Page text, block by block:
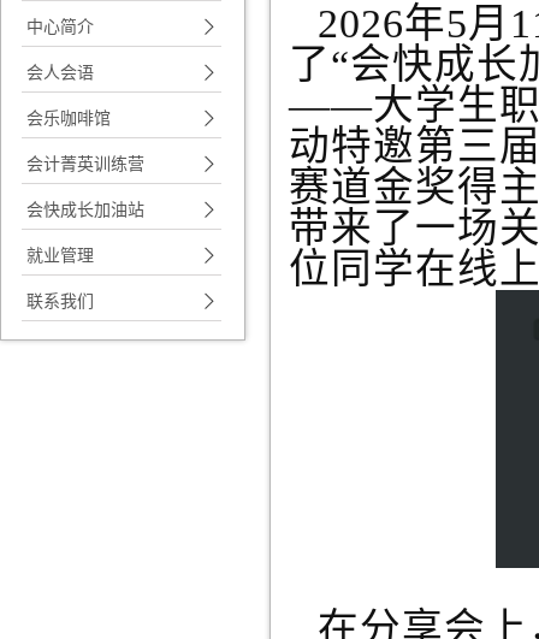
中心简介
会人会语
会乐咖啡馆
会计菁英训练营
会快成长加油站
就业管理
联系我们
2026年5月
了“会快成长
——大学生职
动特邀第三
赛道金奖得
带来了一场
位同学在线
在分享会